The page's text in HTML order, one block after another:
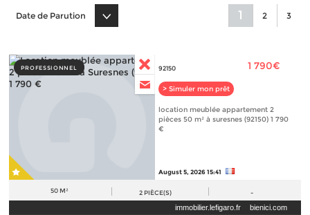
1 2 3
Date de Parution
PROFESSIONNEL 92150
> Simuler mon prêt
1 790€
location meublée appartement 2
pièces 50 m² à suresnes (92150) 1 790
€
August 5, 2026 15:41
50 M² 2 PIÈCE(S) -
immobilier.lefigaro.fr bienici.com